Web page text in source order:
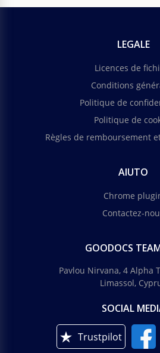
LEGALE
Licences de
Conditions
Politique de
Politique de
Règles de remboursement
AIUTO
Chrome
Contactez-
GOODOCS
Pavlou Nirvana, 4 Alpha
Limassol,
SOCIAL
Trustpilot